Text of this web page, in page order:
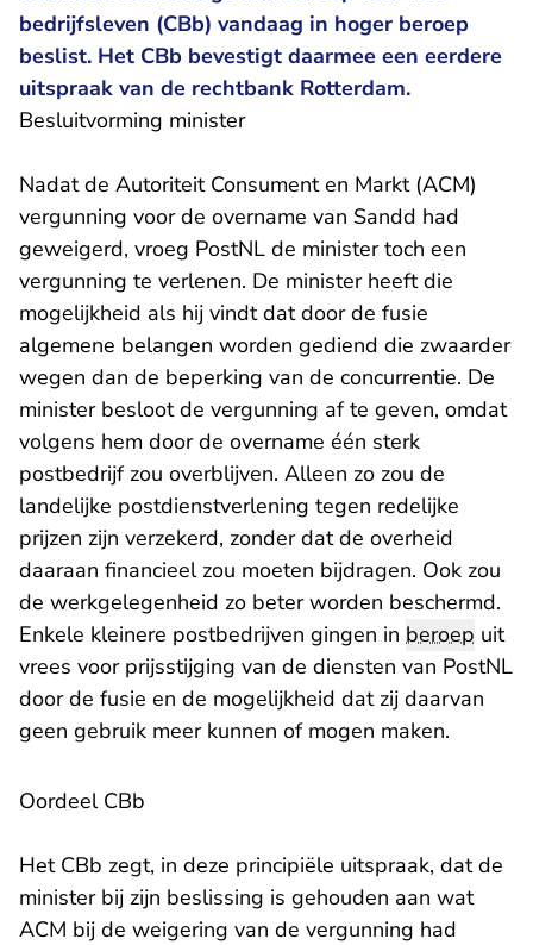
bedrijfsleven (CBb) vandaag in hoger beroep
beslist. Het CBb bevestigt daarmee een eerdere
uitspraak van de rechtbank Rotterdam.
Besluitvorming minister
Nadat de Autoriteit Consument en Markt (ACM)
vergunning voor de overname van Sandd had
geweigerd, vroeg PostNL de minister toch een
vergunning te verlenen. De minister heeft die
mogelijkheid als hij vindt dat door de fusie
algemene belangen worden gediend die zwaarder
wegen dan de beperking van de concurrentie. De
minister besloot de vergunning af te geven, omdat
volgens hem door de overname één sterk
postbedrijf zou overblijven. Alleen zo zou de
landelijke postdienstverlening tegen redelijke
prijzen zijn verzekerd, zonder dat de overheid
daaraan financieel zou moeten bijdragen. Ook zou
de werkgelegenheid zo beter worden beschermd.
Enkele kleinere postbedrijven gingen in beroep uit
vrees voor prijsstijging van de diensten van PostNL
door de fusie en de mogelijkheid dat zij daarvan
geen gebruik meer kunnen of mogen maken.
Oordeel CBb
Het CBb zegt, in deze principiële uitspraak, dat de
minister bij zijn beslissing is gehouden aan wat
ACM bij de weigering van de vergunning had